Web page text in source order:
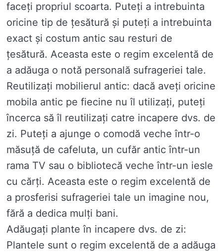
faceți propriul scoarta. Puteți a intrebuinta
oricine tip de țesătură și puteți a intrebuinta
exact și costum antic sau resturi de
țesătură. Aceasta este o regim excelentă de
a adăuga o notă personală sufrageriei tale.
Reutilizați mobilierul antic: dacă aveți oricine
mobila antic pe fiecine nu îl utilizați, puteți
încerca să îl reutilizați catre incapere dvs. de
zi. Puteți a ajunge o comodă veche într-o
măsuță de cafeluta, un cufăr antic într-un
rama TV sau o bibliotecă veche într-un iesle
cu cărți. Aceasta este o regim excelentă de
a prosferisi sufrageriei tale un imagine nou,
fără a dedica mulți bani.
Adăugați plante în incapere dvs. de zi:
Plantele sunt o regim excelentă de a adăuga